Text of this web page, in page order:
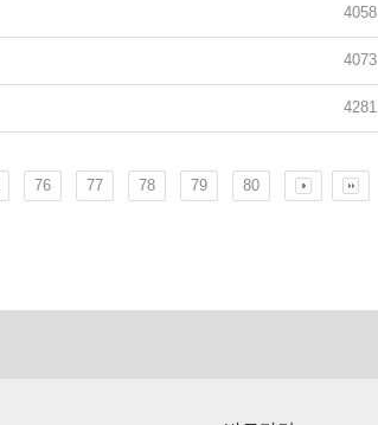
4058
4073
4281
76 77 78 79 80